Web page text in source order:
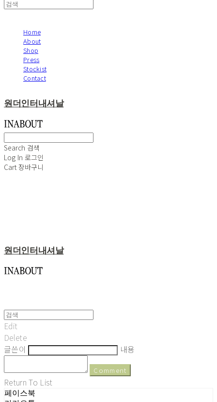
Home
About
Shop
Press
Stockist
Contact
원더인터내셔날
Search 검색
Log In 로그인
Cart 장바구니
원더인터내셔날
Edit
Delete
글쓴이
내용
Comment
Return To List
페이스북